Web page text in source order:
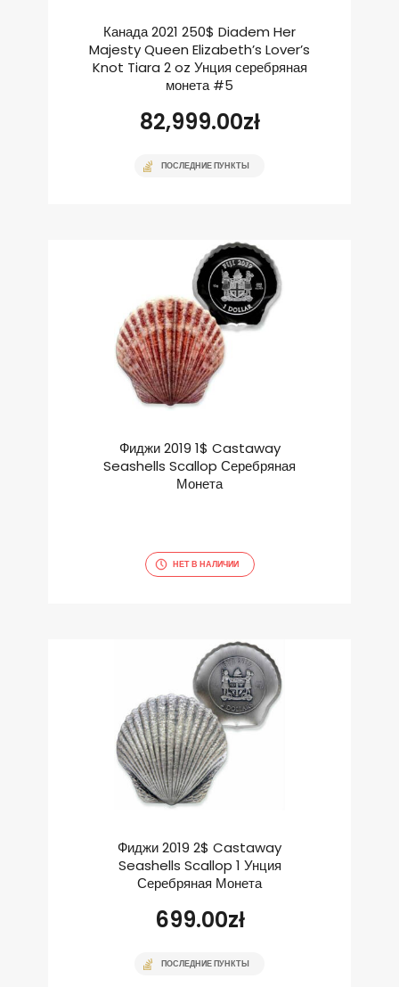
Канада 2021 250$ Diadem Her
Majesty Queen Elizabeth’s Lover’s
Knot Tiara 2 oz Унция серебряная
монета #5
82,999.00zł
ПОСЛЕДНИЕ ПУНКТЫ
Фиджи 2019 1$ Castaway
Seashells Scallop Серебряная
Монета
НЕТ В НАЛИЧИИ
Фиджи 2019 2$ Castaway
Seashells Scallop 1 Унция
Серебряная Монета
699.00zł
ПОСЛЕДНИЕ ПУНКТЫ